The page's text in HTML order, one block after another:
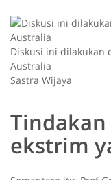
Diskusi ini dilakukan
Australia
Sastra Wijaya
ekstrim